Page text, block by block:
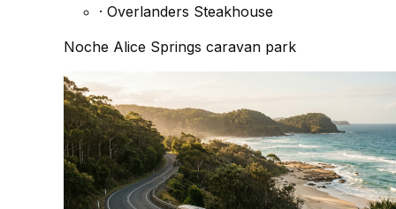
· Overlanders Steakhouse
Noche Alice Springs caravan park